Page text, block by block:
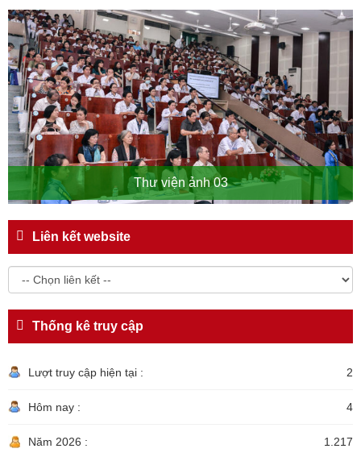
Thư viện ảnh 03
Liên kết website
Thống kê truy cập
Lượt truy cập hiện tại : 2
Hôm nay : 4
Năm 2026 : 1.217